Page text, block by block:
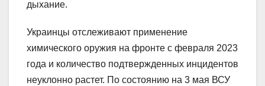
дыхание.
Украинцы отслеживают применение
химического оружия на фронте с февраля 2023
года и количество подтвержденных инцидентов
неуклонно растет. По состоянию на 3 мая ВСУ